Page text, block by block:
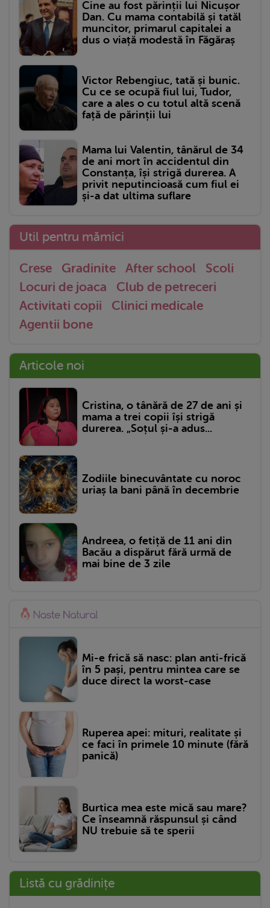
Cine au fost părinții lui Nicușor
Dan. Cu mama contabilă și tatăl
muncitor, primarul capitalei a
dus o viață modestă în Făgăraș
Victor Rebengiuc, tată și bunic.
Cu ce se ocupă fiul lui, Tudor,
care a ales o cu totul altă scenă
față de părinții lui
Mama lui Valentin, tânărul de 34
de ani mort în accidentul din
Constanța, își strigă durerea. A
privit neputincioasă cum fiul ei
și-a dat ultima suflare
Util pentru mămici
Crese Gradinite After school
Scoli
Locuri de joaca
Club de petreceri
Activitati copii
Clinici medicale
Agentii bone
Articole noi
Cristina, o tânără de 27 de ani și
mama a trei copii își strigă
durerea. „Soțul și-a adus...
Zodiile binecuvântate cu noroc
uriaș la bani până în decembrie
Andreea, o fetiță de 11 ani din
Bacău a dispărut fără urmă de
mai bine de 3 zile
Mi-e frică să nasc: plan anti-frică
în 5 pași, pentru mintea care se
duce direct la worst-case
Ruperea apei: mituri, realitate și
ce faci în primele 10 minute (fără
panică)
Burtica mea este mică sau mare?
Ce înseamnă răspunsul și când
NU trebuie să te sperii
Listă cu grădinițe